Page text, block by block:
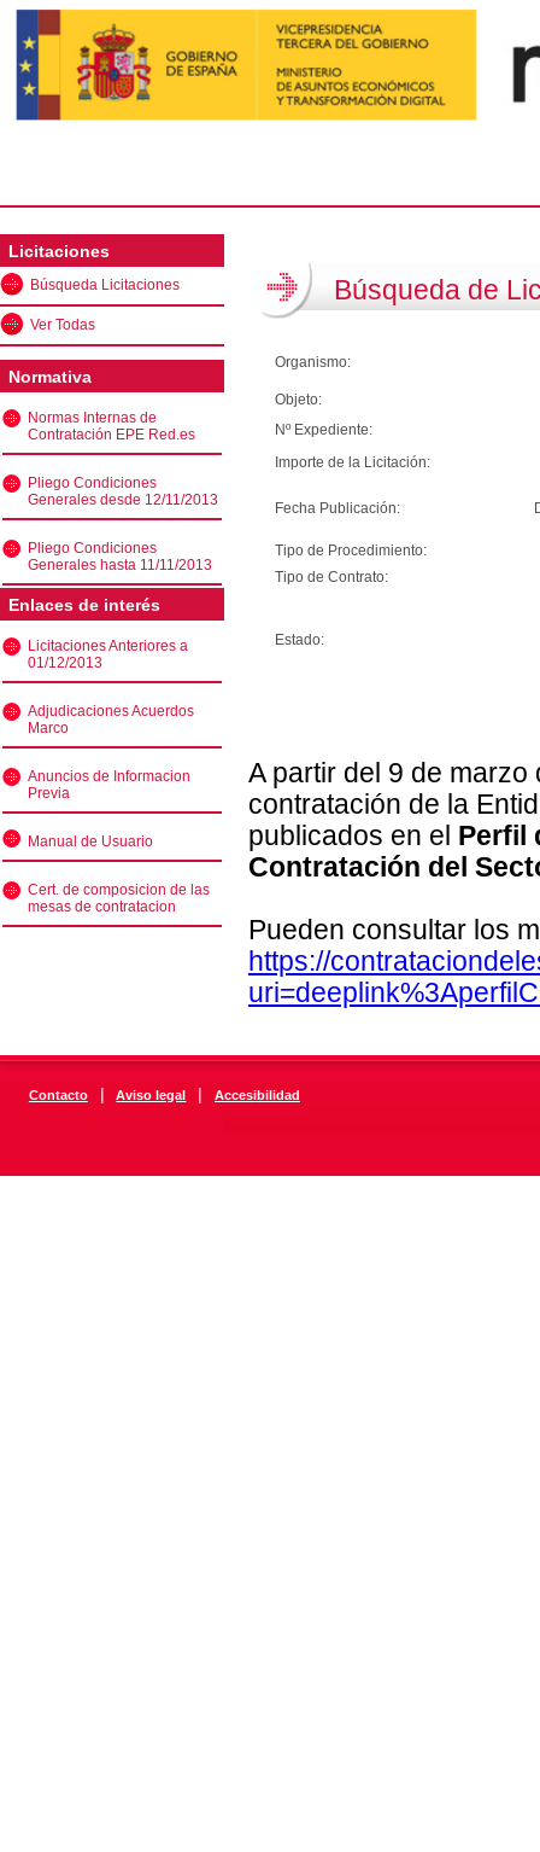
Licitaciones
Búsqueda Licitaciones
Ver Todas
Normativa
Normas Internas de
Contratación EPE Red.es
Pliego Condiciones
Generales desde 12/11/2013
Pliego Condiciones
Generales hasta 11/11/2013
Enlaces de interés
Licitaciones Anteriores a
01/12/2013
Adjudicaciones Acuerdos
Marco
Anuncios de Informacion
Previa
Manual de Usuario
Cert. de composicion de las
mesas de contratacion
Búsqueda de
Organismo:
Objeto:
Nº Expediente:
Importe de la Licitación:
Fecha Publicación:
Tipo de Procedimiento:
Tipo de Contrato:
Estado:
A partir del 9 de
contratación de la
publicados en el Perfil
Contratación del
Pueden consultar los
https://
Contacto | Aviso legal | Accesibilidad